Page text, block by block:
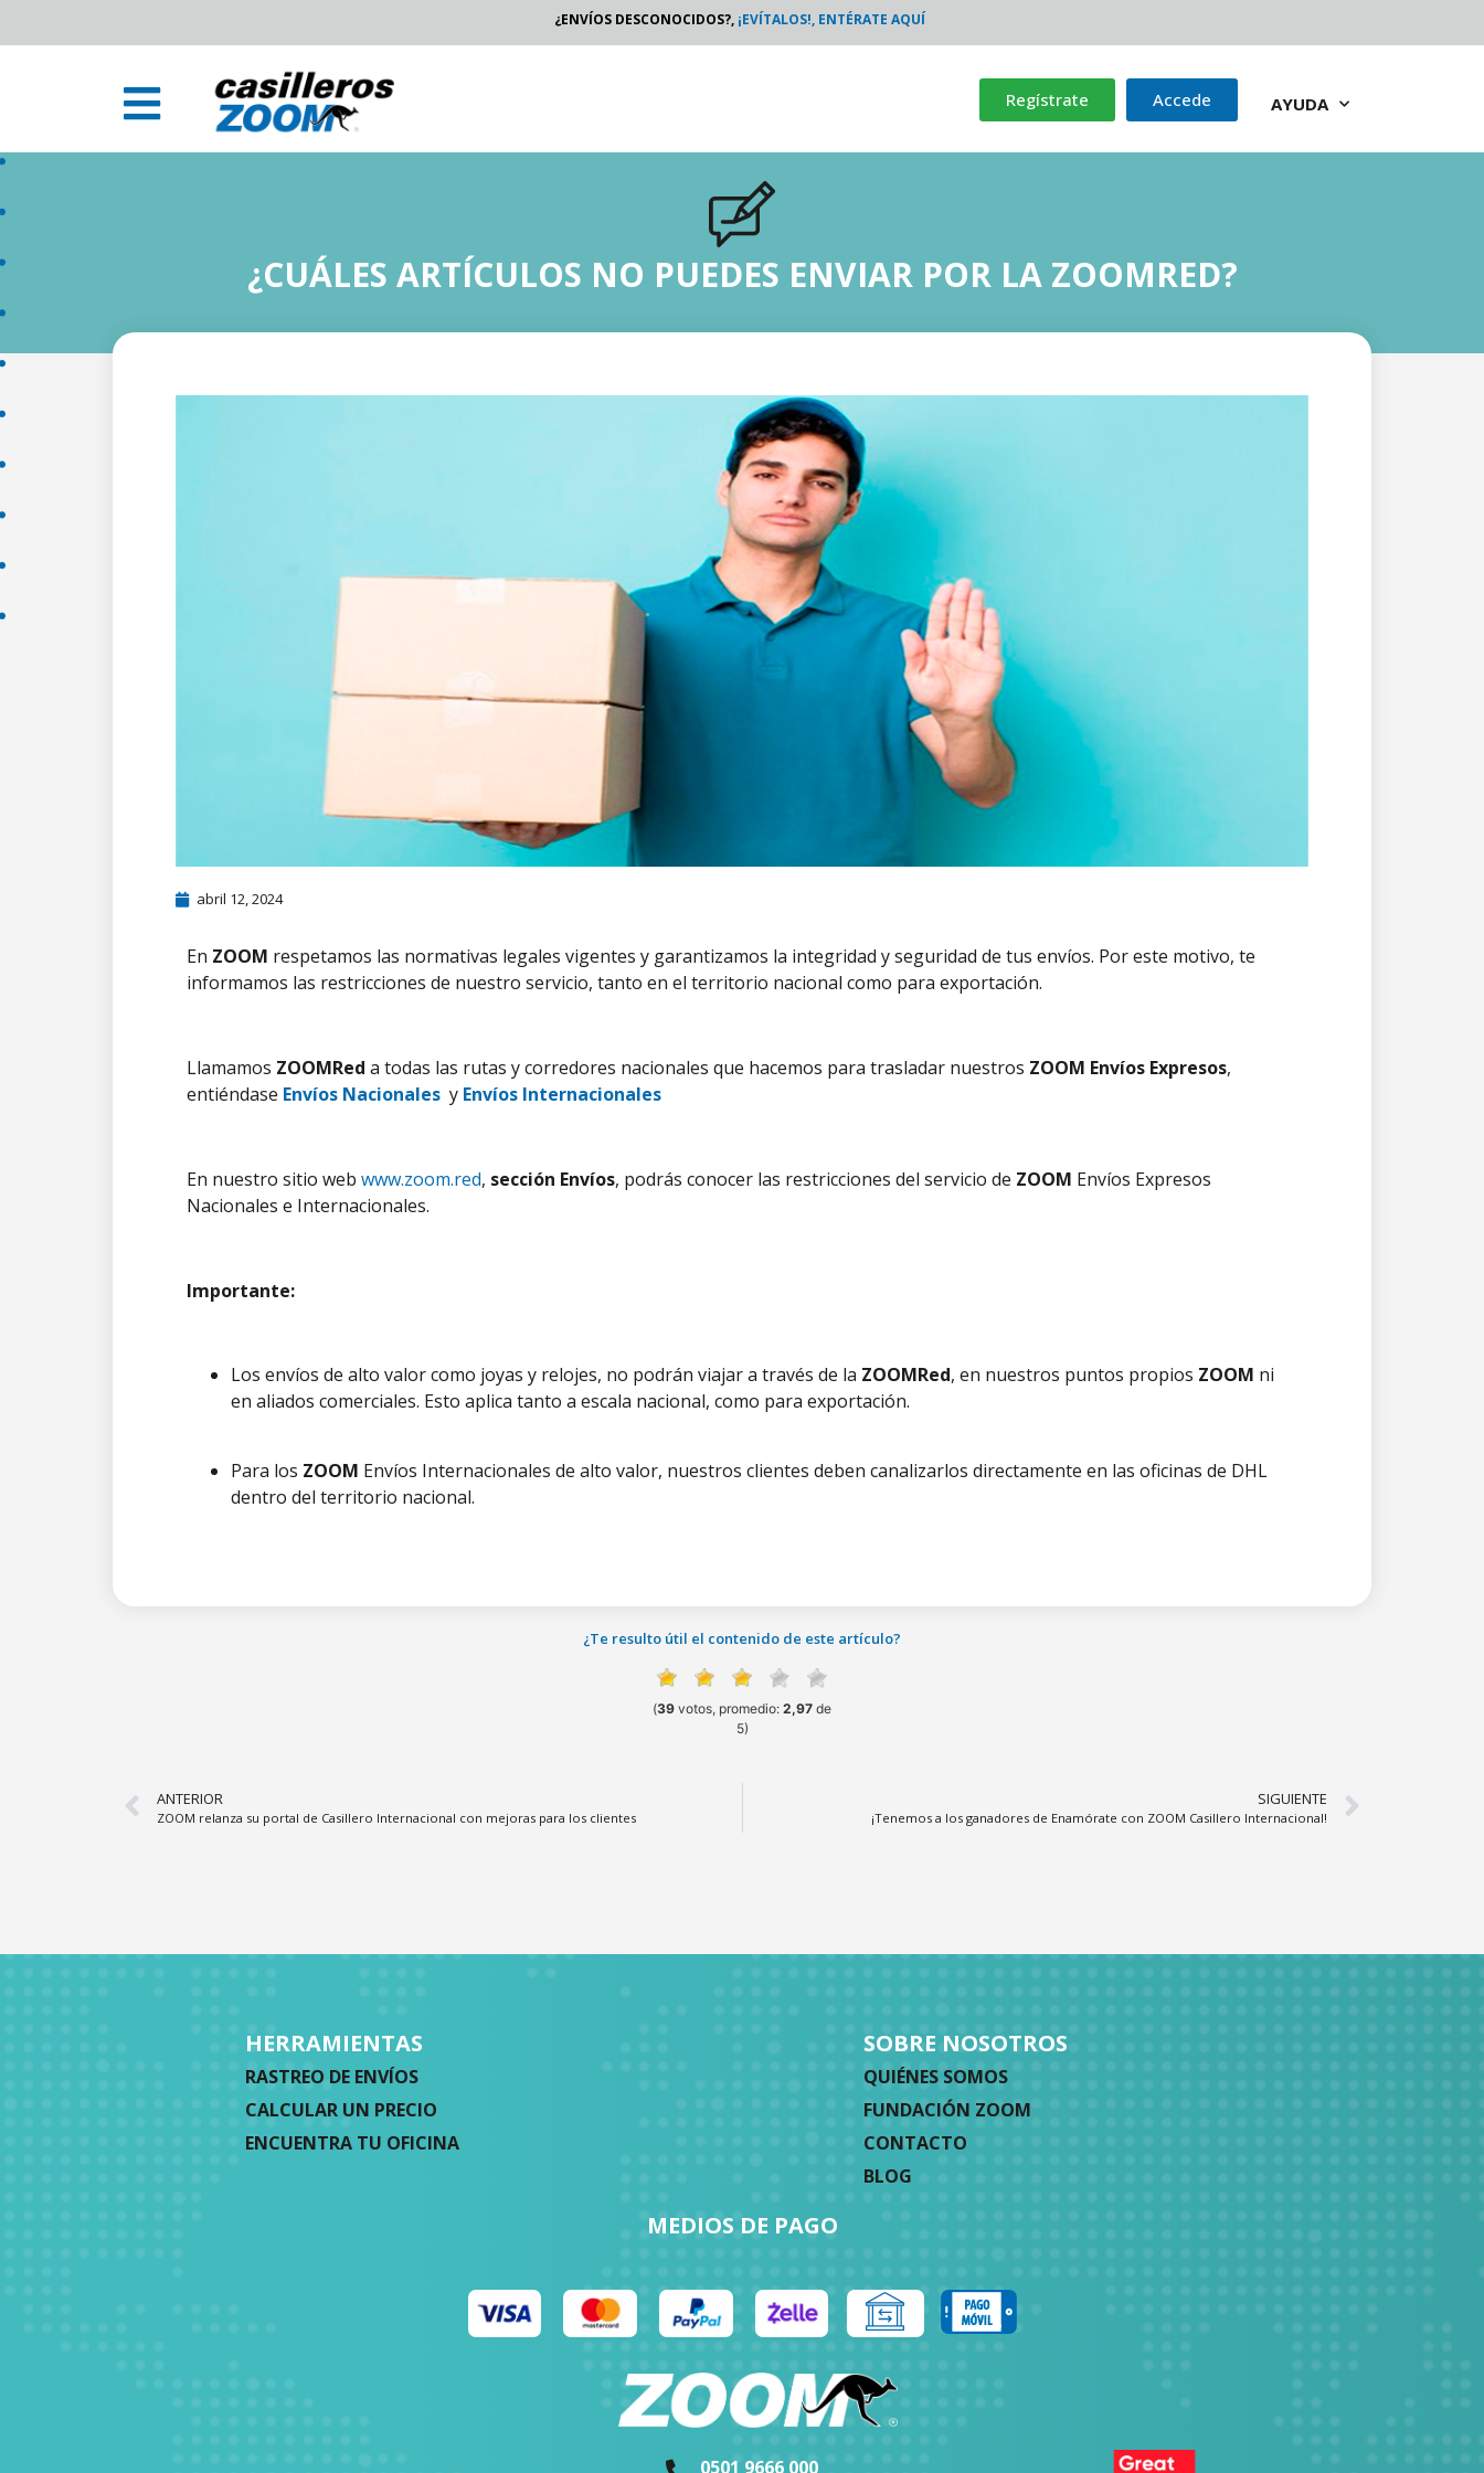
¿ENVÍOS DESCONOCIDOS?, ¡EVÍTALOS!, ENTÉRATE AQUÍ
Regístrate Accede AYUDA
¿CUÁLES ARTÍCULOS NO PUEDES ENVIAR POR LA ZOOMRED?
abril 12, 2024
En ZOOM respetamos las normativas legales vigentes y garantizamos la integridad y seguridad de tus envíos. Por este motivo, te
informamos las restricciones de nuestro servicio, tanto en el territorio nacional como para exportación.
Llamamos ZOOMRed a todas las rutas y corredores nacionales que hacemos para trasladar nuestros ZOOM Envíos Expresos,
entiéndase Envíos Nacionales y Envíos Internacionales
En nuestro sitio web www.zoom.red, sección Envíos, podrás conocer las restricciones del servicio de ZOOM Envíos Expresos
Nacionales e Internacionales.
Importante:
Los envíos de alto valor como joyas y relojes, no podrán viajar a través de la ZOOMRed, en nuestros puntos propios ZOOM ni
en aliados comerciales. Esto aplica tanto a escala nacional, como para exportación.
Para los ZOOM Envíos Internacionales de alto valor, nuestros clientes deben canalizarlos directamente en las oficinas de DHL
dentro del territorio nacional.
¿Te resulto útil el contenido de este artículo?
(39 votos, promedio: 2,97 de
5)
ANTERIOR
ZOOM relanza su portal de Casillero Internacional con mejoras para los clientes
SIGUIENTE
¡Tenemos a los ganadores de Enamórate con ZOOM Casillero Internacional!
HERRAMIENTAS
RASTREO DE ENVÍOS
CALCULAR UN PRECIO
ENCUENTRA TU OFICINA
SOBRE NOSOTROS
QUIÉNES SOMOS
FUNDACIÓN ZOOM
CONTACTO
BLOG
MEDIOS DE PAGO
0501 9666 000